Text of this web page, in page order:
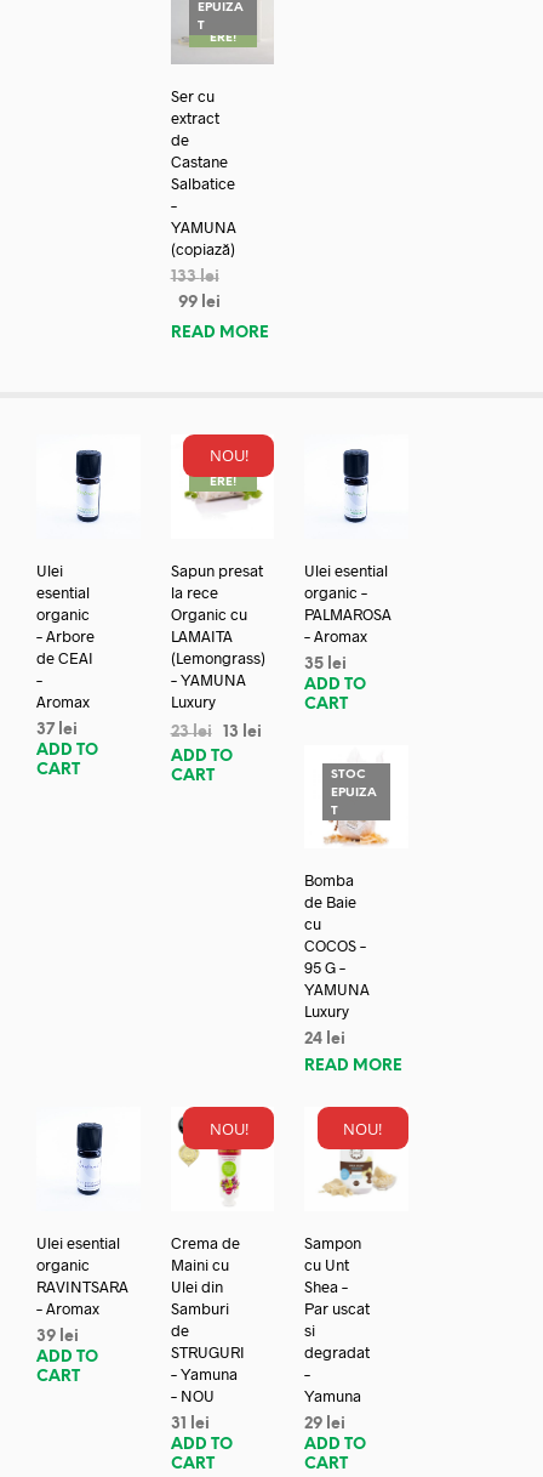
EPUIZA
TREDUC
ERE!
Ser cu
extract
de
Castane
Salbatice
–
YAMUNA
(copiază)
133lei
99 lei
READ MORE
Ulei
esential
organic
– Arbore
de CEAI
–
Aromax
37 lei
ADD TO
CART
NOU!
REDUC
ERE!
Sapun presat
la rece
Organic cu
LAMAITA
(Lemongrass)
– YAMUNA
Luxury
23lei 13
lei
ADD TO
CART
Ulei esential
organic –
PALMAROSA
– Aromax
35 lei
ADD TO
CART
STOC
EPUIZA
T
Bomba
de Baie
cu
COCOS –
95 G –
YAMUNA
Luxury
24 lei
READ MORE
Ulei esential
organic
RAVINTSARA
– Aromax
39 lei
ADD TO
CART
NOU!
Crema de
Maini cu
Ulei din
Samburi
de
STRUGURI
– Yamuna
– NOU
31
lei
ADD TO
CART
NOU!
Sampon
cu Unt
Shea –
Par uscat
si
degradat
–
Yamuna
29 lei
ADD TO
CART